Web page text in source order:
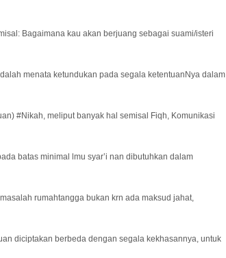
Bagaimana kau akan berjuang sebagai suami/isteri
menata ketundukan pada segala ketentuanNya dalam
#Nikah, meliput banyak hal semisal Fiqh, Komunikasi
batas minimal lmu syar’i nan dibutuhkan dalam
rumahtangga bukan krn ada maksud jahat,
diciptakan berbeda dengan segala kekhasannya, untuk